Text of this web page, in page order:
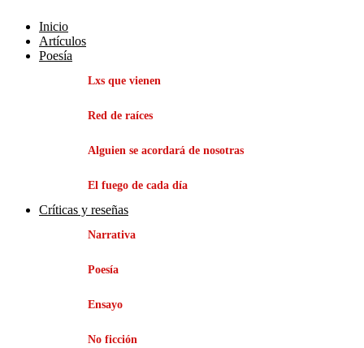
Inicio
Artículos
Poesía
Lxs que vienen
Red de raíces
Alguien se acordará de nosotras
El fuego de cada día
Críticas y reseñas
Narrativa
Poesía
Ensayo
No ficción